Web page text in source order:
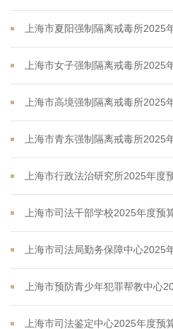
上海市夏阳强制隔离戒毒所2025
上海市女子强制隔离戒毒所2025
上海市高境强制隔离戒毒所2025
上海市青东强制隔离戒毒所2025
上海市行政法治研究所2025年度
上海市司法干部学校2025年度预
上海市司法局勤务保障中心2025
上海市预防青少年犯罪帮教中心
上海市司法鉴定中心2025年度预